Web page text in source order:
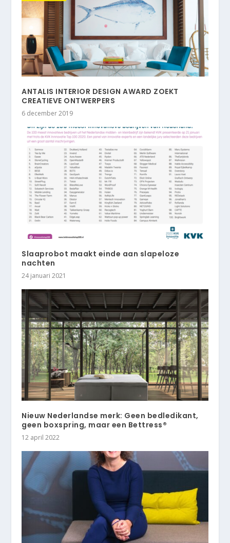
ANTALIS INTERIOR DESIGN AWARD ZOEKT
CREATIEVE ONTWERPERS
6 december 2019
Slaaprobot maakt einde aan slapeloze
nachten
24 januari 2021
Nieuw Nederlandse merk: Geen bedledikant,
geen boxspring, maar een Bettress®
12 april 2022